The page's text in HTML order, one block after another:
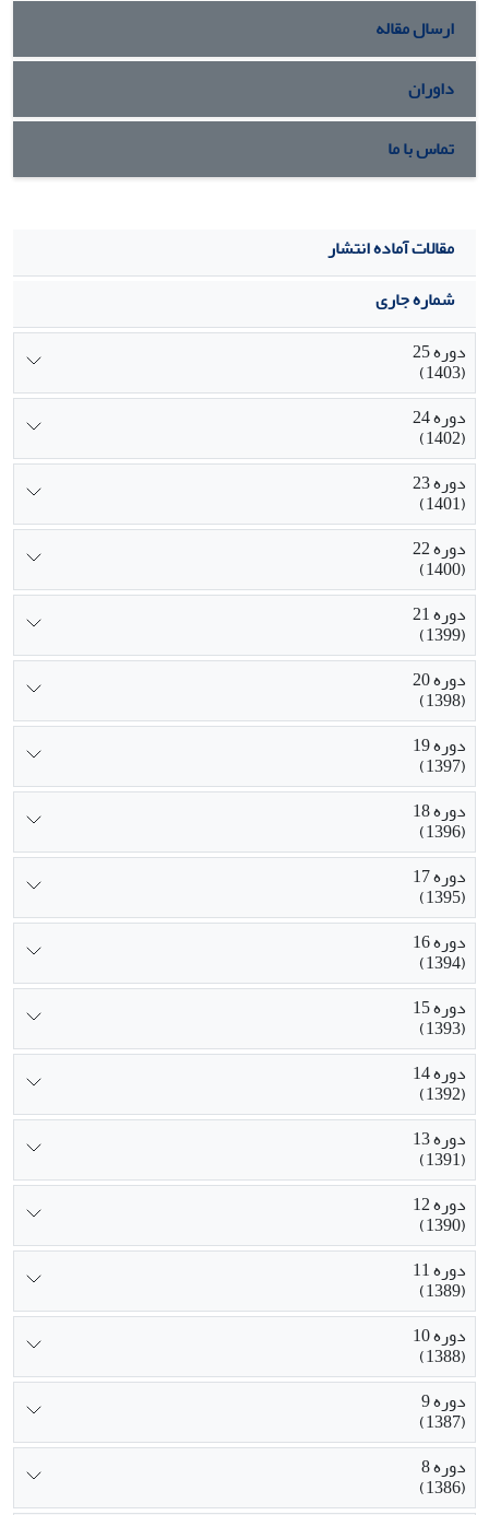
ارسال مقاله
داوران
تماس با ما
مقالات آماده انتشار
شماره جاری
دوره 25
(1403)
دوره 24
(1402)
دوره 23
(1401)
دوره 22
(1400)
دوره 21
(1399)
دوره 20
(1398)
دوره 19
(1397)
دوره 18
(1396)
دوره 17
(1395)
دوره 16
(1394)
دوره 15
(1393)
دوره 14
(1392)
دوره 13
(1391)
دوره 12
(1390)
دوره 11
(1389)
دوره 10
(1388)
دوره 9
(1387)
دوره 8
(1386)